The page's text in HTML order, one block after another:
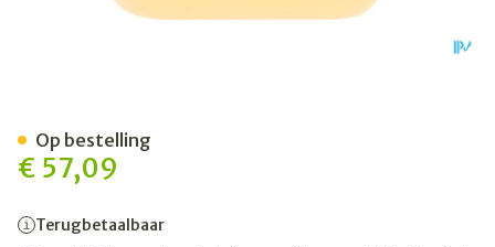
€ 57,09
Terugbetaalbaar
Op bestelling